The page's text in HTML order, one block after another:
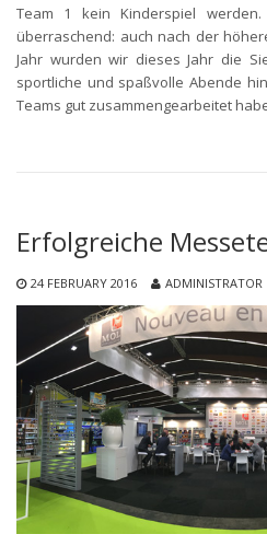
Team 1 kein Kinderspiel
überraschend: auch nach der
Jahr wurden wir dieses Jahr die
sportliche und spaßvolle Abende
Teams gut zusammengearbeitet
Erfolgreiche
24 FEBRUARY 2016 ADMINISTRATOR